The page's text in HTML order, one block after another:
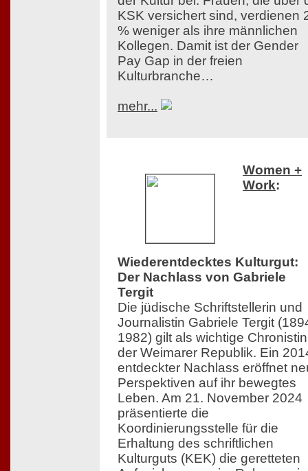
KSK versichert sind, verdienen
% weniger als ihre männlichen
Kollegen. Damit ist der Gender
Pay Gap in der freien
Kulturbranche…
mehr...
Women +
Work:
Wiederentdecktes Kulturgut:
Der Nachlass von Gabriele
Tergit
Die jüdische Schriftstellerin und
Journalistin Gabriele Tergit
1982) gilt als wichtige Chronistin
der Weimarer Republik. Ein
entdeckter Nachlass eröffnet
Perspektiven auf ihr bewegtes
Leben. Am 21. November 2024
präsentierte die
Koordinierungsstelle für die
Erhaltung des schriftlichen
Kulturguts (KEK) die geretteten